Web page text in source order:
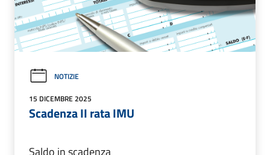
NOTIZIE
15 DICEMBRE 2025
Scadenza II rata IMU